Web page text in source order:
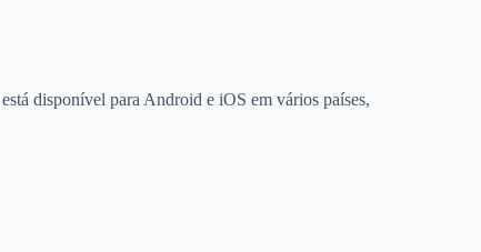
disponível para Android e iOS em vários países,